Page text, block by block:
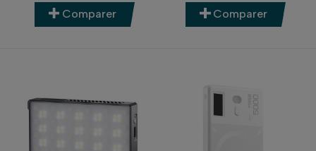
Comparer Comparer